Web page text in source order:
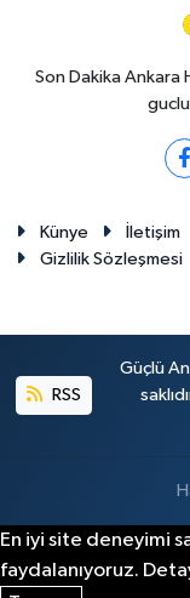
Son Dakika
Künye İletişim
Gizlilik Sözleşmesi
RSS
Güçlü
En iyi site deneyimi
faydalanıyoruz.